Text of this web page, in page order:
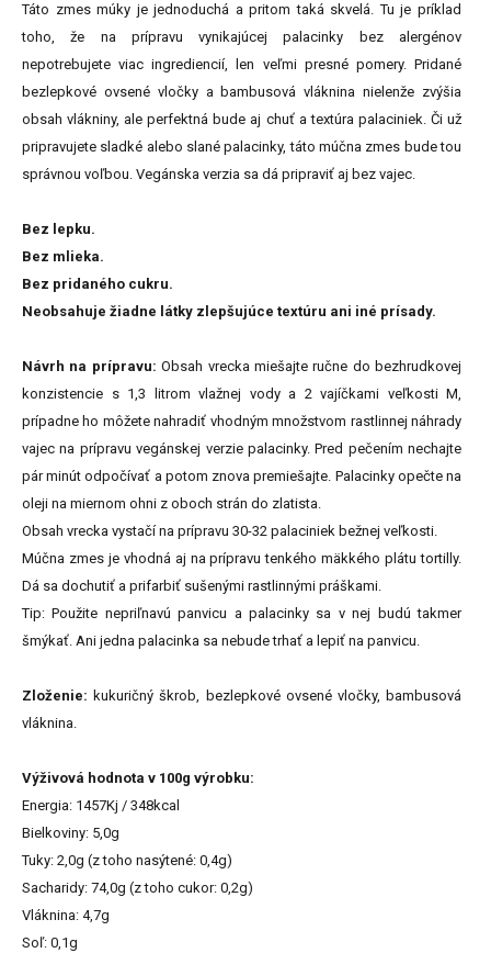
Táto zmes múky je jednoduchá a pritom taká skvelá. Tu je príklad
toho, že na prípravu vynikajúcej palacinky bez alergénov
nepotrebujete viac ingrediencií, len veľmi presné pomery. Pridané
bezlepkové ovsené vločky a bambusová vláknina nielenže zvýšia
obsah vlákniny, ale perfektná bude aj chuť a textúra palaciniek. Či už
pripravujete sladké alebo slané palacinky, táto múčna zmes bude tou
správnou voľbou. Vegánska verzia sa dá pripraviť aj bez vajec.
Bez lepku.
Bez mlieka.
Bez pridaného cukru.
Neobsahuje žiadne látky zlepšujúce textúru ani iné prísady.
Návrh na prípravu: Obsah vrecka miešajte ručne do bezhrudkovej
konzistencie s 1,3 litrom vlažnej vody a 2 vajíčkami veľkosti M,
prípadne ho môžete nahradiť vhodným množstvom rastlinnej náhrady
vajec na prípravu vegánskej verzie palacinky. Pred pečením nechajte
pár minút odpočívať a potom znova premiešajte. Palacinky opečte na
oleji na miernom ohni z oboch strán do zlatista.
Obsah vrecka vystačí na prípravu 30-32 palaciniek bežnej veľkosti.
Múčna zmes je vhodná aj na prípravu tenkého mäkkého plátu tortilly.
Dá sa dochutiť a prifarbiť sušenými rastlinnými práškami.
Tip: Použite nepriľnavú panvicu a palacinky sa v nej budú takmer
šmýkať. Ani jedna palacinka sa nebude trhať a lepiť na panvicu.
Zloženie: kukuričný škrob, bezlepkové ovsené vločky, bambusová
vláknina.
Výživová hodnota v 100g výrobku:
Energia: 1457Kj / 348kcal
Bielkoviny: 5,0g
Tuky: 2,0g (z toho nasýtené: 0,4g)
Sacharidy: 74,0g (z toho cukor: 0,2g)
Vláknina: 4,7g
Soľ: 0,1g